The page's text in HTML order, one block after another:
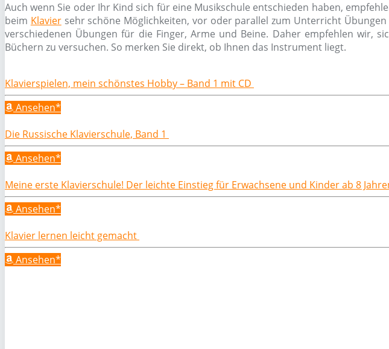
Auch wenn Sie oder Ihr Kind sich für eine Musikschule entschieden haben,
beim Klaviersehr schöne Möglichkeiten, vor oder parallel zum Unterricht
verschiedenen Übungen für die Finger, Arme und Beine. Daher empfehlen wir,
Büchern zu versuchen. So merken Sie direkt, ob Ihnen das Instrument liegt.
Klavierspielen, mein schönstes Hobby – Band 1 mit CD
Ansehen*
Die Russische Klavierschule, Band 1
Ansehen*
Meine erste Klavierschule! Der leichte Einstieg für Erwachsene und Kinder ab 8
Ansehen*
Klavier lernen leicht gemacht
Ansehen*